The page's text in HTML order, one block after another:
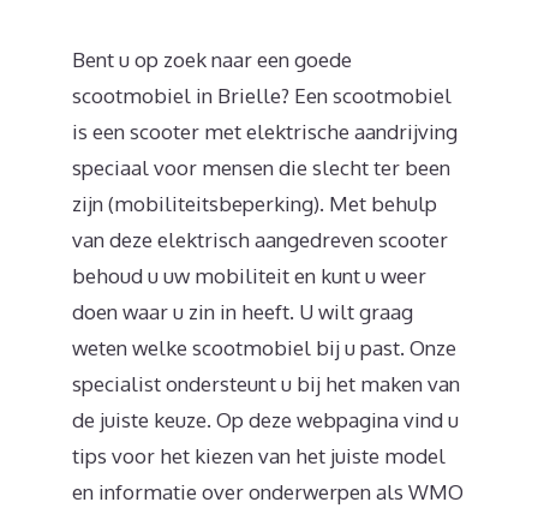
Bent u op zoek naar een goede
scootmobiel in Brielle? Een scootmobiel
is een scooter met elektrische aandrijving
speciaal voor mensen die slecht ter been
zijn (mobiliteitsbeperking). Met behulp
van deze elektrisch aangedreven scooter
behoud u uw mobiliteit en kunt u weer
doen waar u zin in heeft. U wilt graag
weten welke scootmobiel bij u past. Onze
specialist ondersteunt u bij het maken van
de juiste keuze. Op deze webpagina vind u
tips voor het kiezen van het juiste model
en informatie over onderwerpen als WMO